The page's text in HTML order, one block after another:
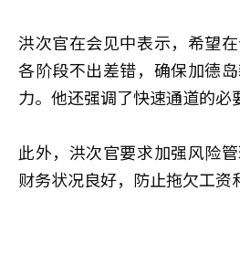
洪次官在会见中表示，希望
各阶段不出差错，确保加德
力。他还强调了快速通道的必
此外，洪次官要求加强风险
财务状况良好，防止拖欠工资